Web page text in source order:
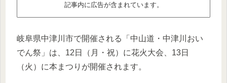
記事内に広告が含まれています。
岐阜県中津川市で開催される「中山道・中津川おい
でん祭」は、12日（月・祝）に花火大会、13日
（火）に本まつりが開催されます。